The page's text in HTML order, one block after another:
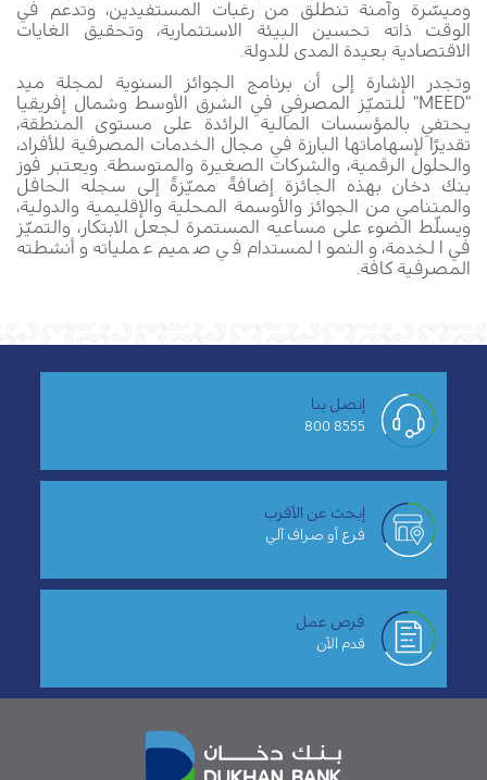
وميسّرة وآمنة تنطلق من رغبات المستفيدين، وتدعم في
الوقت ذاته تحسين البيئة الاستثمارية، وتحقيق الغايات
الاقتصادية بعيدة المدى للدولة.
وتجدر الإشارة إلى أن برنامج الجوائز السنوية لمجلة ميد
"
MEED" للتميّز المصرفي في الشرق الأوسط وشمال إفريقيا
يحتفي بالمؤسسات المالية الرائدة على مستوى المنطقة،
تقديرًا لإسهاماتها البارزة في مجال الخدمات المصرفية للأفراد،
والحلول الرقمية، والشركات الصغيرة والمتوسطة. ويعتبر فوز
بنك دخان بهذه الجائزة إضافةً مميّزةً إلى سجله الحافل
والمتنامي من الجوائز والأوسمة المحلية والإقليمية والدولية،
ويسلّط الضوء على مساعيه المستمرة لجعل الابتكار، والتميّز
في الخدمة، والنمو المستدام في صميم عملياته وأنشطته
المصرفية كافة.
إتصل بنا
8555 800
إبحث عن الأقرب
فرع أو صراف آلي
فرص عمل
قدم الآن